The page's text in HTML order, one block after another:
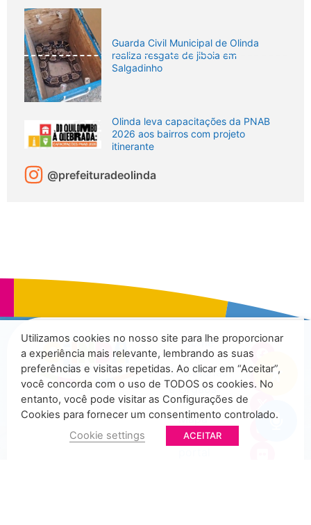
Guarda Civil Municipal de Olinda
realiza resgate de jiboia em
Salgadinho
Olinda leva capacitações da PNAB
2026 aos bairros com projeto
itinerante
@prefeituradeolinda
Home
Secretarias
e Órgãos
Mapa
do
Utilizamos cookies no nosso site para lhe proporcionar
a experiência mais relevante, lembrando as suas
preferências e visitas repetidas. Ao clicar em “Aceitar”,
você concorda com o uso de TODOS os cookies. No
entanto, você pode visitar as Configurações de
Cookies para fornecer um consentimento controlado.
Cookie settings
ACEITAR